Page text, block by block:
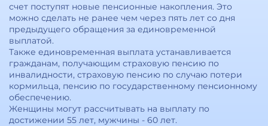
счет поступят новые пенсионные накопления. Это
можно сделать не ранее чем через пять лет со дня
предыдущего обращения за единовременной
выплатой.
Также единовременная выплата устанавливается
гражданам, получающим страховую пенсию по
инвалидности, страховую пенсию по случаю потери
кормильца, пенсию по государственному пенсионному
обеспечению.
Женщины могут рассчитывать на выплату по
достижении 55 лет, мужчины - 60 лет.